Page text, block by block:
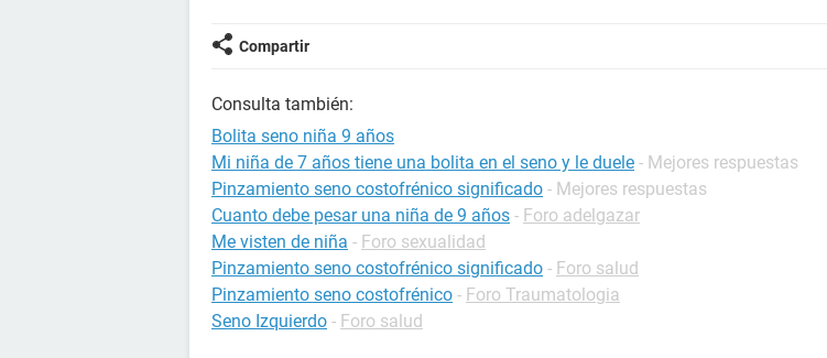
Compartir
Consulta también:
Bolita seno niña 9 años
Mi niña de 7 años tiene una bolita en el seno y le duele - Mejores respuestas
Pinzamiento seno costofrénico significado - Mejores respuestas
Cuanto debe pesar una niña de 9 años - Foro adelgazar
Me visten de niña - Foro sexualidad
Pinzamiento seno costofrénico significado - Foro salud
Pinzamiento seno costofrénico - Foro Traumatologia
Seno Izquierdo - Foro salud